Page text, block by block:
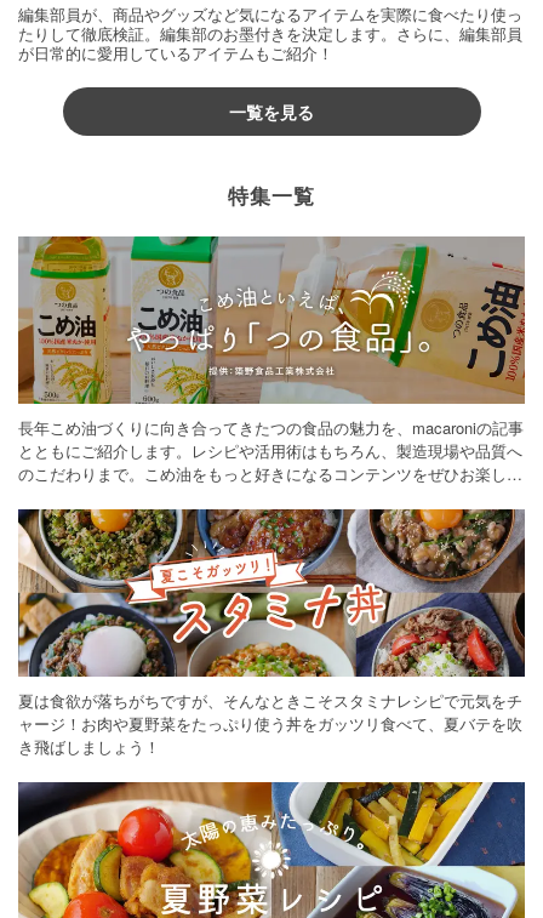
編集部員が、商品やグッズなど気になるアイテムを実際に食べたり使っ
たりして徹底検証。編集部のお墨付きを決定します。さらに、編集部員
が日常的に愛用しているアイテムもご紹介！
一覧を見る
特集一覧
長年こめ油づくりに向き合ってきたつの食品の魅力を、macaroniの記事
とともにご紹介します。レシピや活用術はもちろん、製造現場や品質へ
のこだわりまで。こめ油をもっと好きになるコンテンツをぜひお楽しみ
夏は食欲が落ちがちですが、そんなときこそスタミナレシピで元気をチ
ャージ！お肉や夏野菜をたっぷり使う丼をガッツリ食べて、夏バテを吹
き飛ばしましょう！